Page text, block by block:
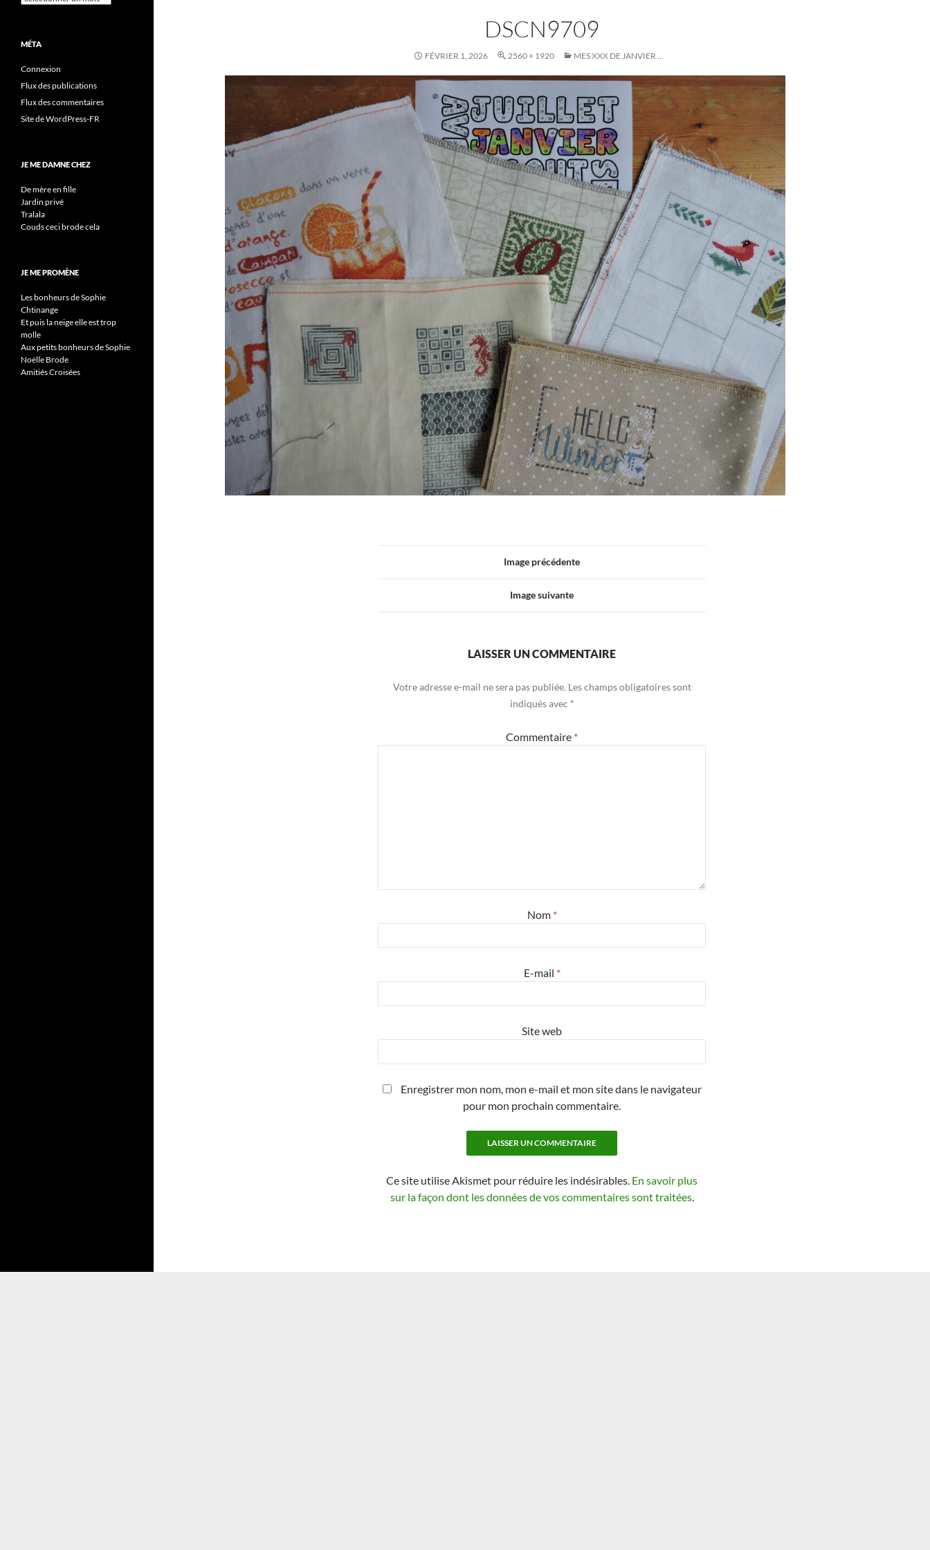
DSCN9709
FÉVRIER 1, 2026 2560 × 1920 MES XXX DE JANVIER …
Image précédente
Image suivante
LAISSER UN COMMENTAIRE
Votre adresse e-mail ne sera pas publiée. Les champs obligatoires sont
indiqués avec *
Commentaire *
Nom *
E-mail *
Site web
Enregistrer mon nom, mon e-mail et mon site dans le navigateur
pour mon prochain commentaire.
Ce site utilise Akismet pour réduire les indésirables. En savoir plus
sur la façon dont les données de vos commentaires sont traitées.
MÉTA
Connexion
Flux des publications
Flux des commentaires
Site de WordPress-FR
JE ME DAMNE CHEZ
De mère en fille
Jardin privé
Tralala
Couds ceci brode cela
JE ME PROMÈNE
Les bonheurs de Sophie
Chtinange
Et puis la neige elle est trop
molle
Aux petits bonheurs de Sophie
Noëlle Brode
Amitiés Croisées